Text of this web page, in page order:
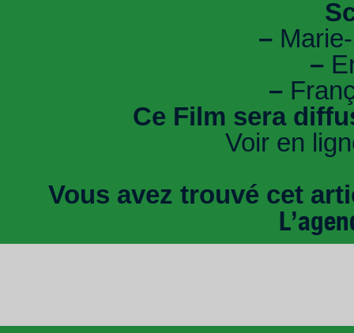
–
–
–
Ce Film sera
Voir en
Vous avez trouvé cet